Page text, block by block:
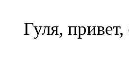
Гуля,